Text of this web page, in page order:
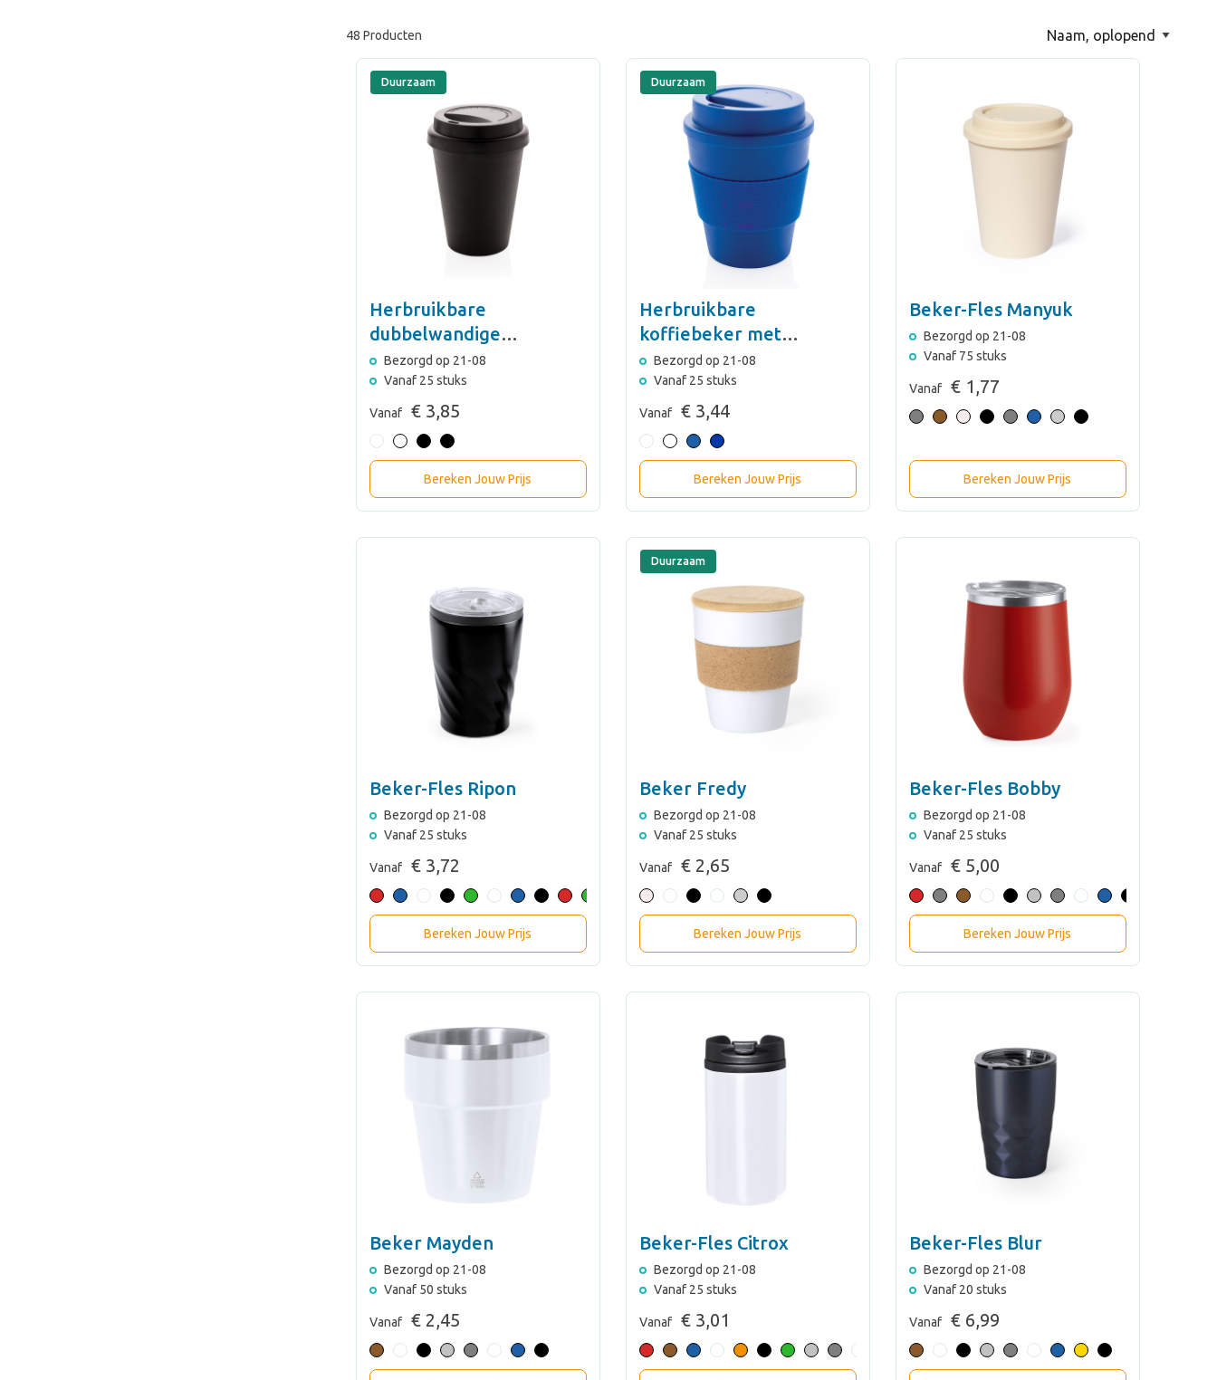
48 Producten
Duurzaam
Herbruikbare
dubbelwandige
koffiebeker 300ml
Bezorgd op 21-08
Vanaf 25 stuks
Vanaf € 3,85
Bereken Jouw Prijs
Duurzaam
Herbruikbare
koffiebeker met
schroefdop 350ml
Bezorgd op 21-08
Vanaf 25 stuks
Vanaf € 3,44
Bereken Jouw Prijs
Beker-Fles Manyuk
Bezorgd op 21-08
Vanaf 75 stuks
Vanaf € 1,77
Bereken Jouw Prijs
Beker-Fles Ripon
Bezorgd op 21-08
Vanaf 25 stuks
Vanaf € 3,72
Bereken Jouw Prijs
Duurzaam
Beker Fredy
Bezorgd op 21-08
Vanaf 25 stuks
Vanaf € 2,65
Bereken Jouw Prijs
Beker-Fles Bobby
Bezorgd op 21-08
Vanaf 25 stuks
Vanaf € 5,00
Bereken Jouw Prijs
Beker Mayden
Bezorgd op 21-08
Vanaf 50 stuks
Vanaf € 2,45
Beker-Fles Citrox
Bezorgd op 21-08
Vanaf 25 stuks
Vanaf € 3,01
Beker-Fles Blur
Bezorgd op 21-08
Vanaf 20 stuks
Vanaf € 6,99